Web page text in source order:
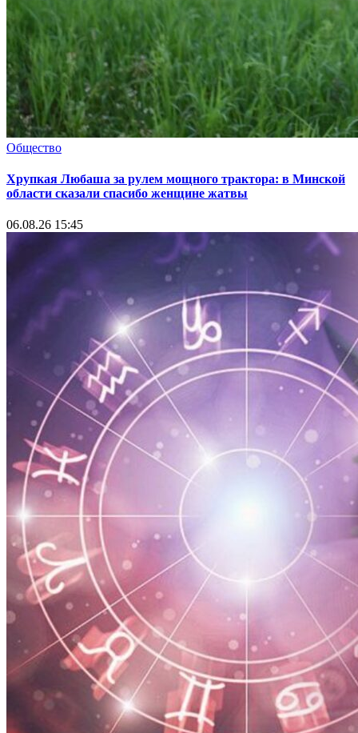
Общество
Хрупкая Любаша за рулем мощного трактора: в Минской
области сказали спасибо женщине жатвы
06.08.26 15:45